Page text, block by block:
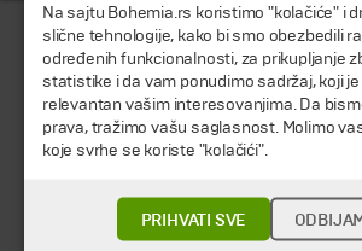
© 2026 TA BOHEMIA TRAVEL DOO.Sva
Na sajtu Bohemia.rs koristimo "kolačiće" i
slične tehnologije, kako bi smo obezbedili
određenih funkcionalnosti, za prikupljanje
statistike i da vam ponudimo sadržaj, koji je
relevantan vašim interesovanjima. Da
prava, tražimo vašu saglasnost. Molimo
koje svrhe se koriste "kolačići".
PRIHVATI SVE